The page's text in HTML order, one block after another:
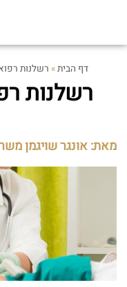
דף הבית» רשלנות
רשלנות
מאת: אונגר שויגמן